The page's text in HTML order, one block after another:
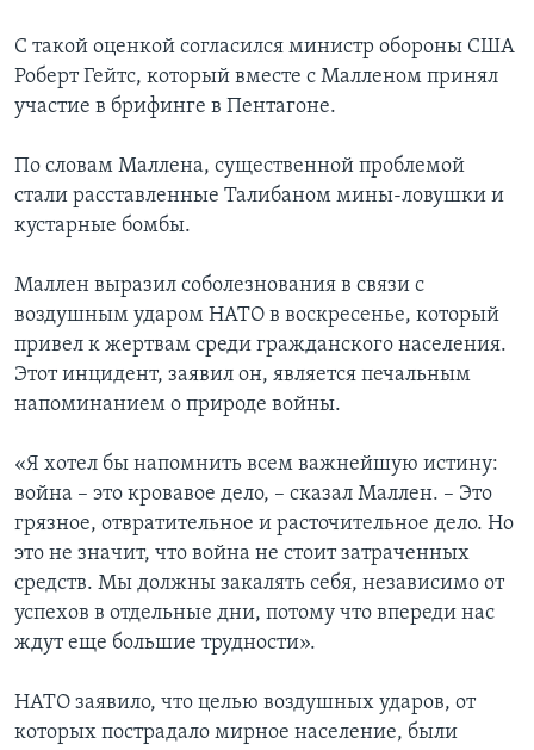
С такой оценкой согласился министр обороны США
Роберт Гейтс, который вместе с Малленом принял
участие в брифинге в Пентагоне.
По словам Маллена, существенной проблемой
стали расставленные Талибаном мины-ловушки и
кустарные бомбы.
Маллен выразил соболезнования в связи с
воздушным ударом НАТО в воскресенье, который
привел к жертвам среди гражданского населения.
Этот инцидент, заявил он, является печальным
напоминанием о природе войны.
«Я хотел бы напомнить всем важнейшую истину:
война – это кровавое дело, – сказал Маллен. – Это
грязное, отвратительное и расточительное дело. Но
это не значит, что война не стоит затраченных
средств. Мы должны закалять себя, независимо от
успехов в отдельные дни, потому что впереди нас
ждут еще большие трудности».
НАТО заявило, что целью воздушных ударов, от
которых пострадало мирное население, были